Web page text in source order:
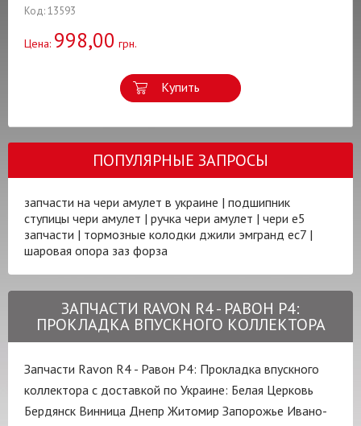
Код: 13593
Цена: 998,00 грн.
Купить
ПОПУЛЯРНЫЕ ЗАПРОСЫ
запчасти на чери амулет в украине | подшипник
ступицы чери амулет | ручка чери амулет | чери е5
запчасти | тормозные колодки джили эмгранд ес7 |
шаровая опора заз форза
ЗАПЧАСТИ RAVON R4 - РАВОН Р4:
ПРОКЛАДКА ВПУСКНОГО КОЛЛЕКТОРА
Запчасти Ravon R4 - Равон Р4: Прокладка впускного
коллектора с доставкой по Украине: Белая Церковь
Бердянск Винница Днепр Житомир Запорожье Ивано-